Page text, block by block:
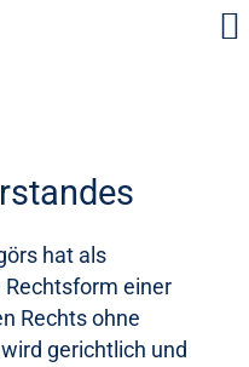
hat als
einer
Rechts ohne
gerichtlich und